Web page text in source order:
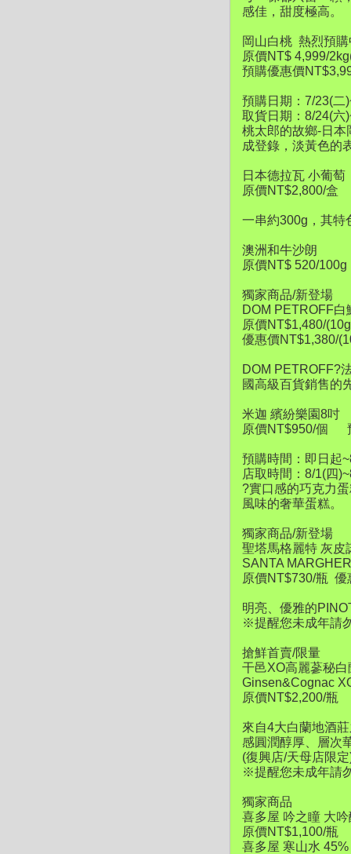
感佳，甜度極高。
岡山白桃 熱烈預購
原價NT$ 4,999/
預購優惠價
預購日期：7/23(二
取貨日期：8/24(六
桃太郎的故鄉-日
成登錄，淡黃色的
日本德拉瓦 小葡
原價NT$2,800/盒
一串約300g，其特
澳洲和牛沙朗
原價NT$ 520/
獨家商品/新登場
DOM PETROFF
原價NT$1,480/
優惠價NT$1,380/
DOM PETROFF?
國高級百貨銷售的
米迦 繽紛樂園8
原價NT$950/個
預購時間：即日起
店取時間：8/1(四
?實口感的巧克力
風味的奢華蛋糕。
獨家商品/新登場
聖塔馬格麗特 灰皮
SANTA
原價NT$730/瓶 優
明亮、優雅的
※提醒您未成年請
搶鮮首賣/限量
干邑XO高麗蔘秘
Ginsen&Cognac
原價NT$2,200/瓶
來自4大白蘭地酒
感圓潤醇厚、層次
(復興店/天母店限
※提醒您未成年請
獨家商品
喜多屋 吟之瞳 大
原價NT$1,100/瓶
喜多屋 寒山水